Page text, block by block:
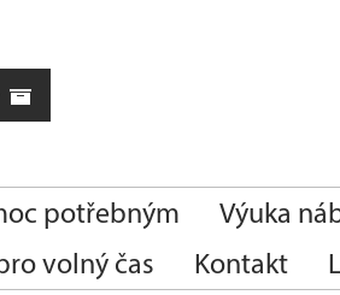
potřebným Výuka
volný čas Kontakt